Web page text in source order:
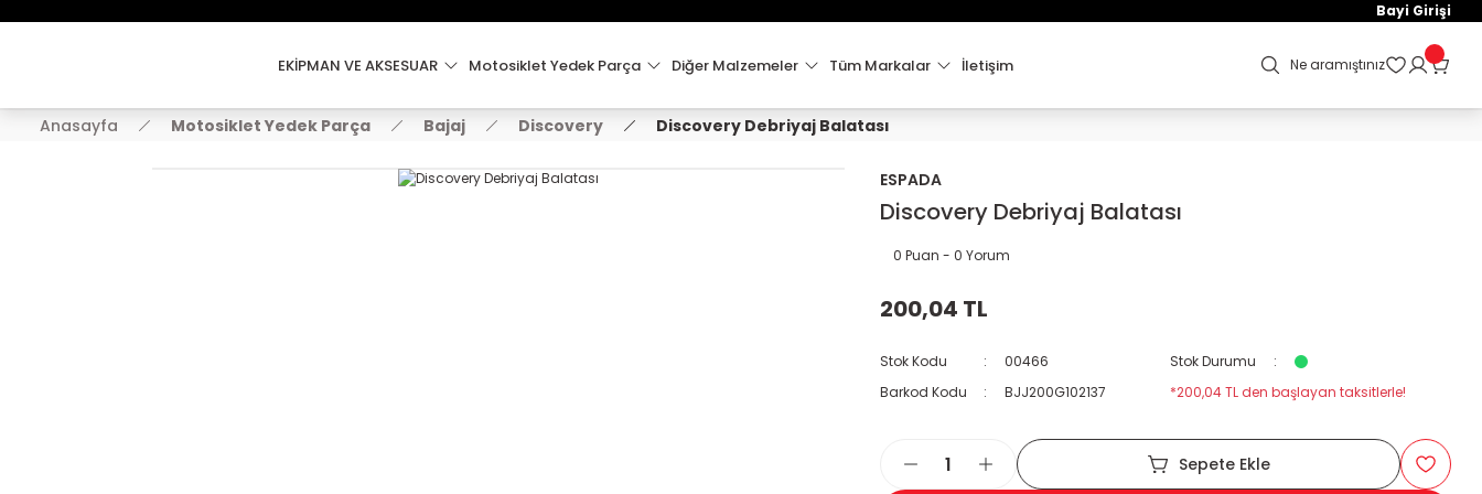
2000 TL VE ÜZERİ KARGO ÜCRETSİZ !
Bayi Girişi
EKİPMAN VE AKSESUAR Motosiklet Yedek Parça Diğer Malzemeler Tüm Markalar İletişim Ne aramıştınız
Anasayfa Motosiklet Yedek Parça Bajaj Discovery Discovery Debriyaj Balatası
ESPADA
Discovery Debriyaj Balatası
0 Puan - 0 Yorum
200,04 TL
Stok Kodu 00466
Stok Durumu
Barkod Kodu
BJJ200G102137 *200,04 TL den başlayan taksitlerle!
Sepete Ekle